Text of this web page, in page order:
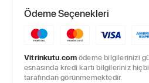
Ödeme Seçenekleri
Vitrinkutu.comödeme bilgilerinizi
esnasında kredi kartı bilgileriniz
tarafından görünmemektedir.